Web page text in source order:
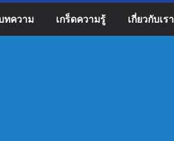
ทความ เกร็ดความรู้ เกี่ยวกับเรา